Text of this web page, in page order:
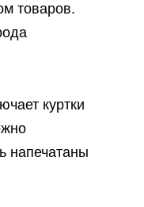
товаров.
куртки
напечатаны